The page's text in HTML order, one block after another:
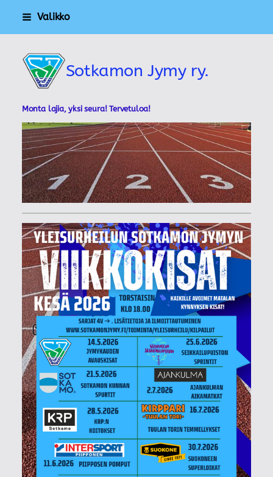
Siirry
Valikko
Sotkamon Jymy ry.
Monta lajia, yksi seura! Tervetuloa!